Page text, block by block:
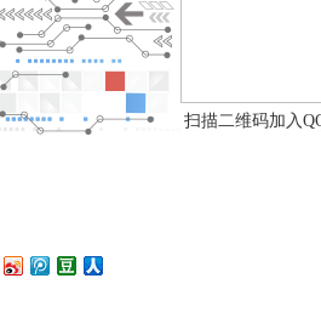
扫描二维码加入